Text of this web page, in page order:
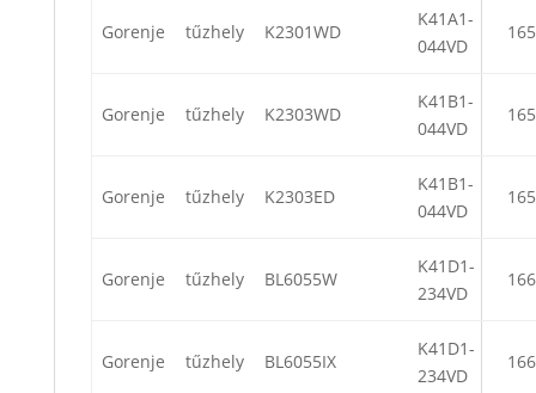
Gorenje tűzhely K2301WD
K41A1-
044VD
Gorenje tűzhely K2303WD
K41B1-
044VD
Gorenje tűzhely K2303ED
K41B1-
044VD
Gorenje tűzhely BL6055W
K41D1-
234VD
Gorenje tűzhely BL6055IX
K41D1-
234VD